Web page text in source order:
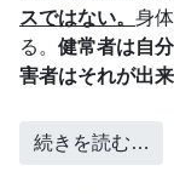
スではない。 身
る。 健常者は自
害者はそれが出来
続きを読む…